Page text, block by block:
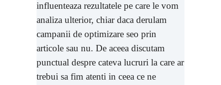
influenteaza rezultatele pe care le vom
analiza ulterior, chiar daca derulam
campanii de optimizare seo prin
articole sau nu. De aceea discutam
punctual despre cateva lucruri la care ar
trebui sa fim atenti in ceea ce ne